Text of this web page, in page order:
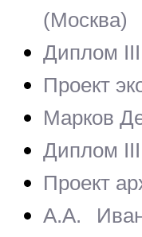
(Москва)
Диплом III
Проект
Марков
Диплом III
Проект
А.А.